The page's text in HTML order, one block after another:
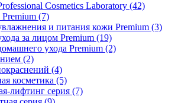
Cosmetics Laboratory (42)
(7)
и питания кожи Premium (3)
за лицом Premium (19)
ухода Premium (2)
(2)
(4)
косметика (5)
лифтинг серия (7)